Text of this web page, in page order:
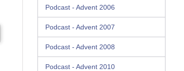
Podcast - Advent 2006
Podcast - Advent 2007
Podcast - Advent 2008
Podcast - Advent 2010